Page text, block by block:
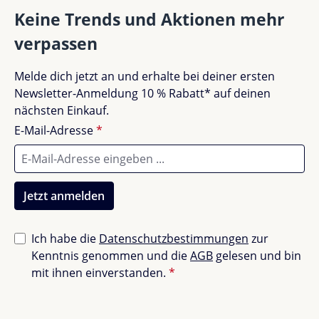
oder laufen am Wasser entlang. Dabei sind sie oft
viele Stunden der Sonne ausgesetzt.
Ein Strandzelt wie das Liewood Cassie Pop-Up Zelt
bietet dabei mehrere Vorteile:
Es schafft einen schattigen Rückzugsort.
Es schützt Kinder vor direkter
Sonneneinstrahlung.
Es bietet Schutz vor Wind und aufgewirbeltem
Sand.
Es eignet sich als ruhiger Platz zum Ausruhen.
Vor allem für Babys und Kleinkinder ist ein
Keine Bewertungen gefunden. Teile deine
Erfahrungen mit anderen.
Keine Trends und Aktionen mehr
verpassen
Melde dich jetzt an und erhalte bei deiner ersten
Newsletter-Anmeldung 10 % Rabatt* auf deinen
nächsten Einkauf.
E-Mail-Adresse*
Jetzt anmelden
Ich habe die Datenschutzbestimmungen zur
Kenntnis genommen und dieAGB gelesen und bin
mit ihnen einverstanden. *